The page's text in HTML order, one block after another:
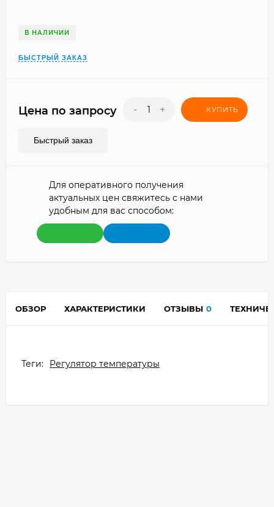
В НАЛИЧИИ
БЫСТРЫЙ ЗАКАЗ
Цена по запросу - + КУПИТЬ
Быстрый заказ
Для оперативного получения
актуальных цен свяжитесь с нами
удобным для вас способом:
ОБЗОР ХАРАКТЕРИСТИКИ ОТЗЫВЫ 0
Теги: Регулятор температуры